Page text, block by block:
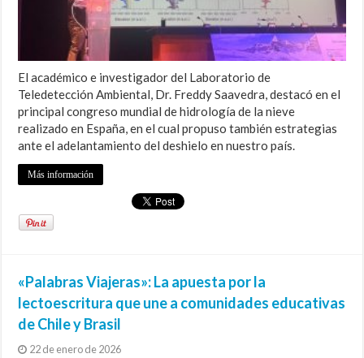
El académico e investigador del Laboratorio de
Teledetección Ambiental, Dr. Freddy Saavedra, destacó en el
principal congreso mundial de hidrología de la nieve
realizado en España, en el cual propuso también estrategias
ante el adelantamiento del deshielo en nuestro país.
Más información
«Palabras Viajeras»: La apuesta por la
lectoescritura que une a comunidades educativas
de Chile y Brasil
22 de enero de 2026